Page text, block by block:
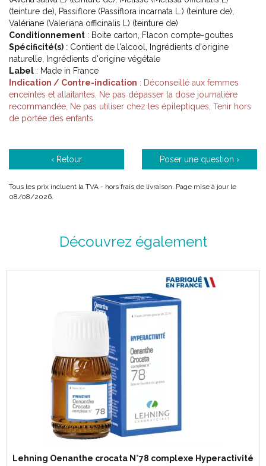
(teinture de), Passiflore (Passiflora incarnata L.) (teinture de),
Valériane (Valeriana officinalis L) (teinture de)
Conditionnement : Boite carton, Flacon compte-gouttes
Spécificité(s) : Contient de l'alcool, Ingrédients d'origine
naturelle, Ingrédients d'origine végétale
Label : Made in France
Indication / Contre-indication : Déconseillé aux femmes
enceintes et allaitantes, Ne pas dépasser la dose journalière
recommandée, Ne pas utiliser chez les épileptiques, Tenir hors
de portée des enfants
‹ Retour Poser une question ›
Tous les prix incluent la TVA - hors frais de livraison. Page mise à jour le
08/08/2026.
Découvrez également
Lehning Oenanthe crocata N°78 complexe Hyperactivité